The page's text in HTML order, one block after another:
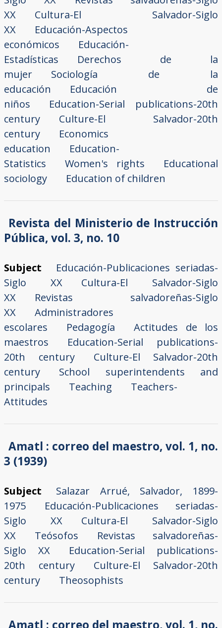
XX
Cultura-El Salvador-Siglo
XX
Educación-Aspectos
económicos
Educación-
Estadísticas
Derechos de la
mujer
Sociología de la
educación
Educación de
niños
Education-Serial publications-20th
century
Culture-El Salvador-20th
century
Economics
education
Education-
Statistics
Women's rights
Educational
sociology
Education of children
Revista del Ministerio de Instrucción
Pública, vol. 3, no. 10
Subject
Educación-Publicaciones seriadas-
Siglo XX
Cultura-El Salvador-Siglo
XX
Revistas salvadoreñas-Siglo
XX
Administradores
escolares
Pedagogía
Actitudes de los
maestros
Education-Serial publications-
20th century
Culture-El Salvador-20th
century
School superintendents and
principals
Teaching
Teachers-
Attitudes
Amatl : correo del maestro, vol. 1, no.
3 (1939)
Subject
Salazar Arrué, Salvador, 1899-
1975
Educación-Publicaciones seriadas-
Siglo XX
Cultura-El Salvador-Siglo
XX
Teósofos
Revistas salvadoreñas-
Siglo XX
Education-Serial publications-
20th century
Culture-El Salvador-20th
century
Theosophists
Amatl : correo del maestro, vol. 1, no.